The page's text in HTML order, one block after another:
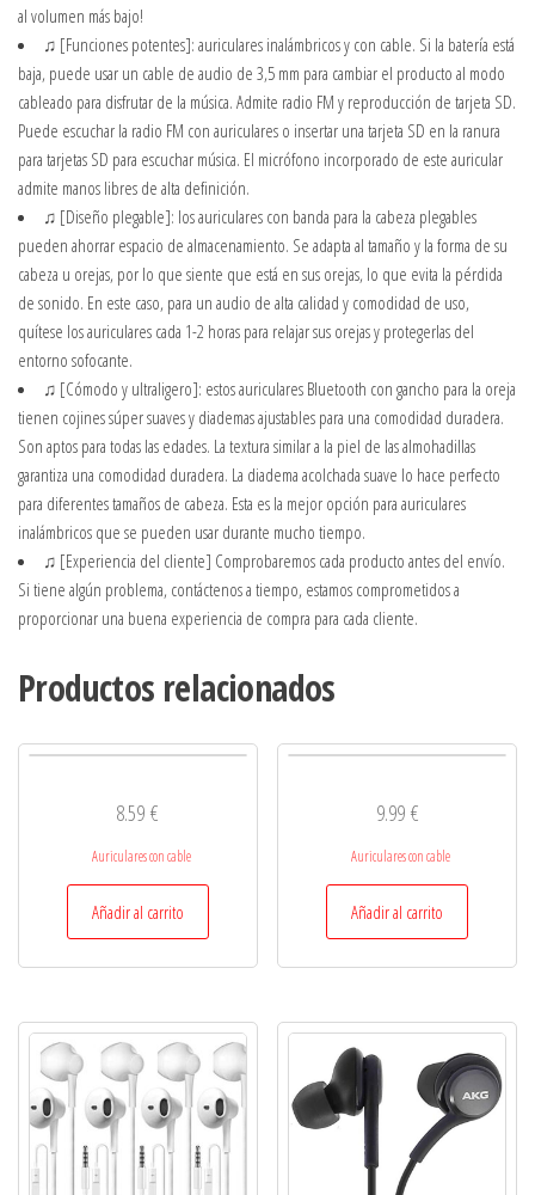
al volumen más bajo!
♫ [Funciones potentes]: auriculares inalámbricos y con cable. Si la batería está
baja, puede usar un cable de audio de 3,5 mm para cambiar el producto al modo
cableado para disfrutar de la música. Admite radio FM y reproducción de tarjeta SD.
Puede escuchar la radio FM con auriculares o insertar una tarjeta SD en la ranura
para tarjetas SD para escuchar música. El micrófono incorporado de este auricular
admite manos libres de alta definición.
♫ [Diseño plegable]: los auriculares con banda para la cabeza plegables
pueden ahorrar espacio de almacenamiento. Se adapta al tamaño y la forma de su
cabeza u orejas, por lo que siente que está en sus orejas, lo que evita la pérdida
de sonido. En este caso, para un audio de alta calidad y comodidad de uso,
quítese los auriculares cada 1-2 horas para relajar sus orejas y protegerlas del
entorno sofocante.
♫ [Cómodo y ultraligero]: estos auriculares Bluetooth con gancho para la oreja
tienen cojines súper suaves y diademas ajustables para una comodidad duradera.
Son aptos para todas las edades. La textura similar a la piel de las almohadillas
garantiza una comodidad duradera. La diadema acolchada suave lo hace perfecto
para diferentes tamaños de cabeza. Esta es la mejor opción para auriculares
inalámbricos que se pueden usar durante mucho tiempo.
♫ [Experiencia del cliente] Comprobaremos cada producto antes del envío.
Si tiene algún problema, contáctenos a tiempo, estamos comprometidos a
proporcionar una buena experiencia de compra para cada cliente.
Productos relacionados
8.59€
Auriculares con cable
Añadir al carrito
9.99 €
Auriculares con cable
Añadir al carrito